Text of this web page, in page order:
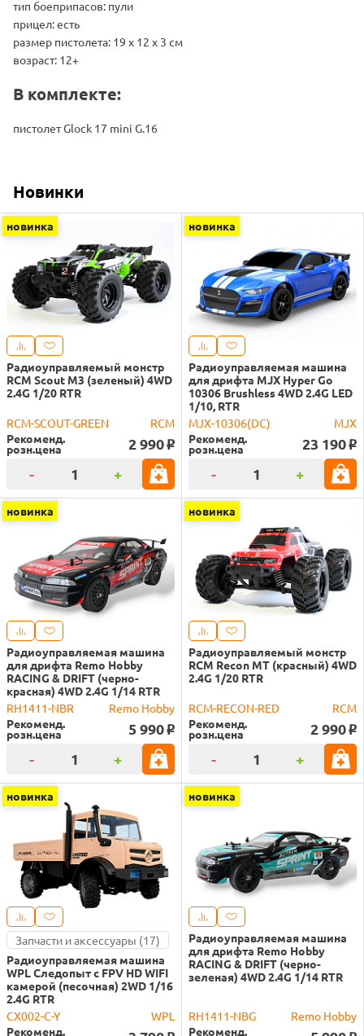
тип боеприпасов: пули
прицел: есть
размер пистолета: 19 х 12 х 3 см
возраст: 12+
В комплекте:
пистолет Glock 17 mini G.16
Новинки
новинка
Радиоуправляемый монстр
RCM Scout M3 (зеленый) 4WD
2.4G 1/20 RTR
RCM-SCOUT-GREEN
RCM
Рекоменд.
розн.цена 2 990 o
- +
новинка
Радиоуправляемая машина
для дрифта MJX Hyper Go
10306 Brushless 4WD 2.4G LED
1/10, RTR
MJX-10306(DC)
MJX
Рекоменд.
розн.цена 23 190 o
- +
новинка
Радиоуправляемая машина
для дрифта Remo Hobby
RACING & DRIFT (черно-
красная) 4WD 2.4G 1/14 RTR
RH1411-NBR
Remo Hobby
Рекоменд.
розн.цена 5 990 o
- +
новинка
Радиоуправляемый монстр
RCM Recon MT (красный) 4WD
2.4G 1/20 RTR
RCM-RECON-RED
RCM
Рекоменд.
розн.цена 2 990 o
- +
новинка
Запчасти и аксессуары (17)
Радиоуправляемая машина
WPL Следопыт с FPV HD WIFI
камерой (песочная) 2WD 1/16
2.4G RTR
CX002-C-Y
WPL
Рекоменд.
новинка
Радиоуправляемая машина
для дрифта Remo Hobby
RACING & DRIFT (черно-
зеленая) 4WD 2.4G 1/14 RTR
RH1411-NBG
Remo Hobby
Рекоменд.